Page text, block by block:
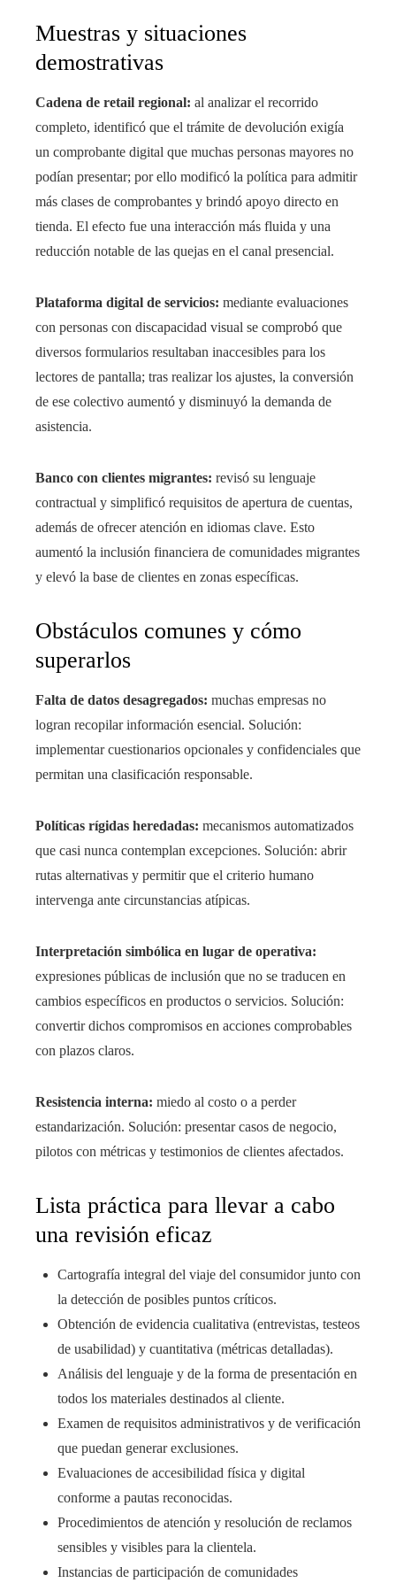
Muestras y situaciones
demostrativas
Cadena de retail regional: al analizar el recorrido
completo, identificó que el trámite de devolución exigía
un comprobante digital que muchas personas mayores no
podían presentar; por ello modificó la política para admitir
más clases de comprobantes y brindó apoyo directo en
tienda. El efecto fue una interacción más fluida y una
reducción notable de las quejas en el canal presencial.
Plataforma digital de servicios: mediante evaluaciones
con personas con discapacidad visual se comprobó que
diversos formularios resultaban inaccesibles para los
lectores de pantalla; tras realizar los ajustes, la conversión
de ese colectivo aumentó y disminuyó la demanda de
asistencia.
Banco con clientes migrantes: revisó su lenguaje
contractual y simplificó requisitos de apertura de cuentas,
además de ofrecer atención en idiomas clave. Esto
aumentó la inclusión financiera de comunidades migrantes
y elevó la base de clientes en zonas específicas.
Obstáculos comunes y cómo
superarlos
Falta de datos desagregados: muchas empresas no
logran recopilar información esencial. Solución:
implementar cuestionarios opcionales y confidenciales que
permitan una clasificación responsable.
Políticas rígidas heredadas: mecanismos automatizados
que casi nunca contemplan excepciones. Solución: abrir
rutas alternativas y permitir que el criterio humano
intervenga ante circunstancias atípicas.
Interpretación simbólica en lugar de operativa:
expresiones públicas de inclusión que no se traducen en
cambios específicos en productos o servicios. Solución:
convertir dichos compromisos en acciones comprobables
con plazos claros.
Resistencia interna: miedo al costo o a perder
estandarización. Solución: presentar casos de negocio,
pilotos con métricas y testimonios de clientes afectados.
Lista práctica para llevar a cabo
una revisión eficaz
Cartografía integral del viaje del consumidor junto con
la detección de posibles puntos críticos.
Obtención de evidencia cualitativa (entrevistas, testeos
de usabilidad) y cuantitativa (métricas detalladas).
Análisis del lenguaje y de la forma de presentación en
todos los materiales destinados al cliente.
Examen de requisitos administrativos y de verificación
que puedan generar exclusiones.
Evaluaciones de accesibilidad física y digital
conforme a pautas reconocidas.
Procedimientos de atención y resolución de reclamos
sensibles y visibles para la clientela.
Instancias de participación de comunidades